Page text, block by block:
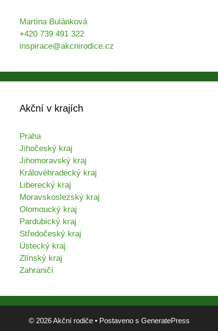
Martina Bulánková
+420 739 491 322
inspirace@akcnirodice.cz
Akční v krajích
Praha
Jihočeský kraj
Jihomoravský kraj
Královéhradecký kraj
Liberecký kraj
Moravskoslezský kraj
Olomoucký kraj
Pardubický kraj
Středočeský kraj
Ústecký kraj
Zlínský kraj
Zahraničí
© 2026 Akční rodiče• Postaveno s GeneratePress